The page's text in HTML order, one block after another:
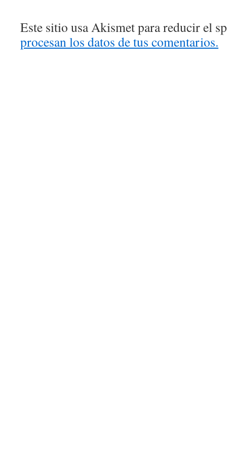
Este sitio usa Akismet para reducir el
procesan los datos de tus comentarios.